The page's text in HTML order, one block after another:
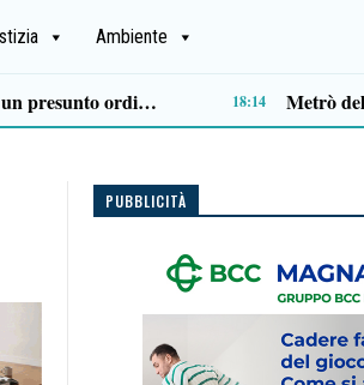
Ambiente
Capaccio Paestum spazio di legalità: oltre 43 ettari di beni confiscati destinati a progetti sociali
PUBBLICITÀ